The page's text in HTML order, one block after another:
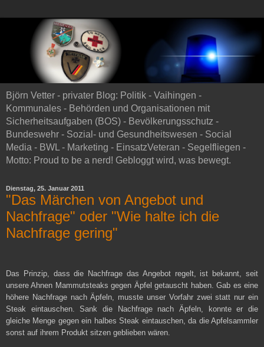
Björn Vetter - privater Blog: Politik - Vaihingen -
Kommunales - Behörden und Organisationen mit
Sicherheitsaufgaben (BOS) - Bevölkerungsschutz -
Bundeswehr - Sozial- und Gesundheitswesen - Social
Media - BWL - Marketing - EinsatzVeteran - Segelfliegen -
Motto: Proud to be a nerd! Gebloggt wird, was bewegt.
Dienstag, 25. Januar 2011
"Das Märchen von Angebot und
Nachfrage" oder "Wie halte ich die
Nachfrage gering"
Das Prinzip, dass die Nachfrage das Angebot regelt, ist bekannt, seit
unsere Ahnen Mammutsteaks gegen Äpfel getauscht haben. Gab es eine
höhere Nachfrage nach Äpfeln, musste unser Vorfahr zwei statt nur ein
Steak eintauschen. Sank die Nachfrage nach Äpfeln, konnte er die
gleiche Menge gegen ein halbes Steak eintauschen, da die Apfelsammler
sonst auf ihrem Produkt sitzen geblieben wären.